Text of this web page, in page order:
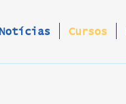
Notícias Cursos